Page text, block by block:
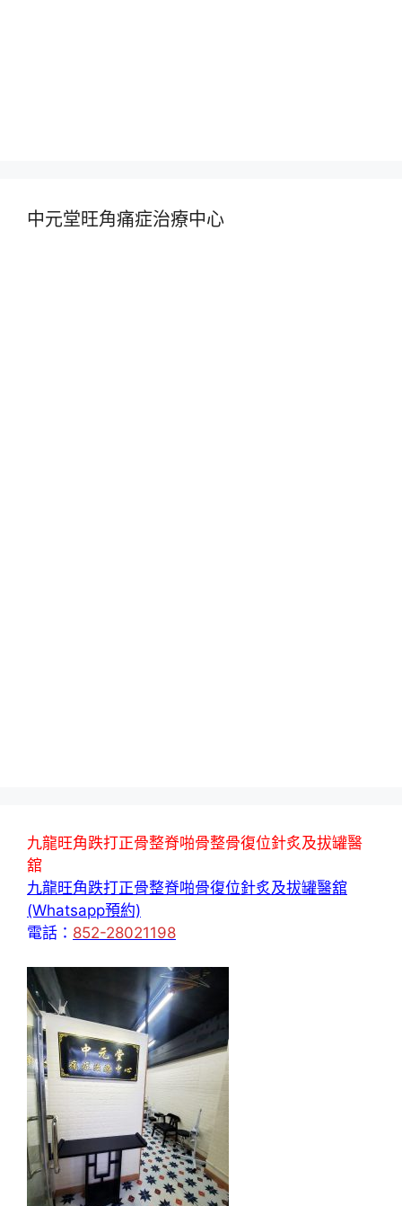
中元堂旺角痛症治療中心
九龍旺角跌打正骨整脊啪骨整骨復位針炙及拔罐醫
舘
九龍旺角跌打正骨整脊啪骨復位針炙及拔罐醫舘
(Whatsapp預約)
電話： 852-28021198